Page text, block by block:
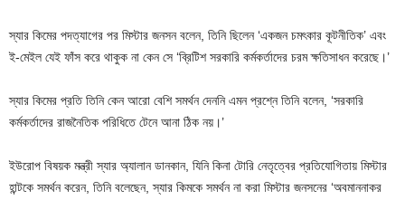
স্যার কিমের পদত্যাগের পর মিস্টার জনসন বলেন, তিনি ছিলেন ‘একজন চমৎকার কূটনীতিক’ এবং
ই-মেইল যেই ফাঁস করে থাকুক না কেন সে ‘ব্রিটিশ সরকারি কর্মকর্তাদের চরম ক্ষতিসাধন করেছে।’
স্যার কিমের প্রতি তিনি কেন আরো বেশি সমর্থন দেননি এমন প্রশ্নে তিনি বলেন, ‘সরকারি
কর্মকর্তাদের রাজনৈতিক পরিধিতে টেনে আনা ঠিক নয়।’
ইউরোপ বিষয়ক মন্ত্রী স্যার অ্যালান ডানকান, যিনি কিনা টোরি নেতৃত্বের প্রতিযোগিতায় মিস্টার
হান্টকে সমর্থন করেন, তিনি বলেছেন, স্যার কিমকে সমর্থন না করা মিস্টার জনসনের ‘অবমাননাকর